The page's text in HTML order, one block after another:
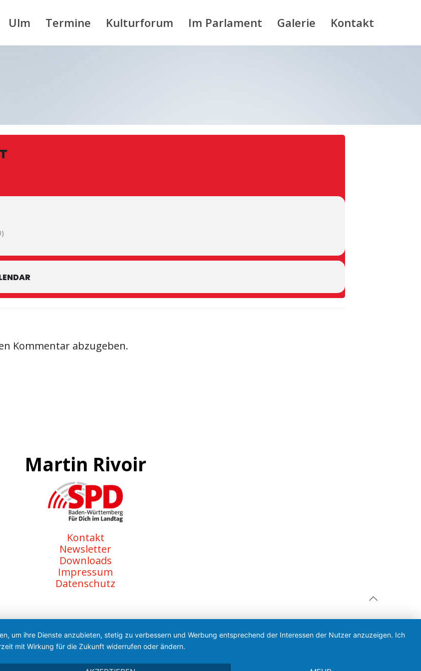
Ulm Termine Kulturforum Im Parlament Galerie Kontakt
Kommentar abzugeben.
Martin Rivoir
Kontakt
Newsletter
Downloads
Impressum
Datenschutz
um ihre Dienste anzubieten, stetig zu verbessern und Werbung entsprechend der Interessen der Nutzer anzuzeigen. Ich
mit Wirkung für die Zukunft widerrufen oder ändern.